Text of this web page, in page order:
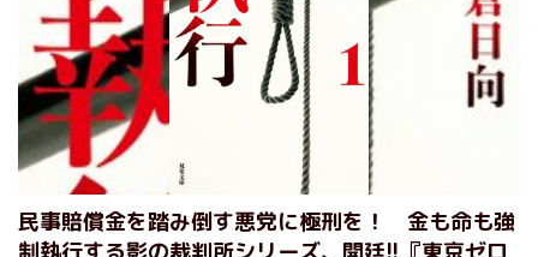
民事賠償金を踏み倒す悪党に極刑を！ 金も命も強